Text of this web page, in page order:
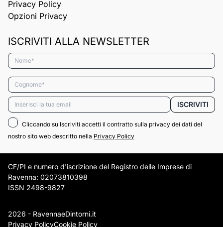
Privacy Policy
Opzioni Privacy
ISCRIVITI ALLA NEWSLETTER
Nome*
Cognome*
Email* ISCRIVITI
Cliccando su Iscriviti accetti il contratto sulla privacy dei dati del
nostro sito web descritto nella Privacy Policy
CF/PI e numero d'iscrizione del Registro delle Imprese di
Ravenna: 02073810398
ISSN 2498-9827
2026 - RavennaeDintorni.it
Privacy PolicyCookie Policy